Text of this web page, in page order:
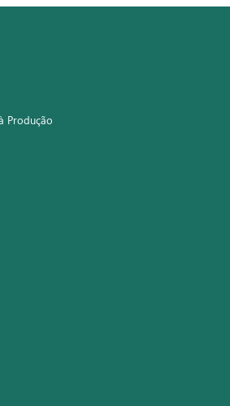
Produção